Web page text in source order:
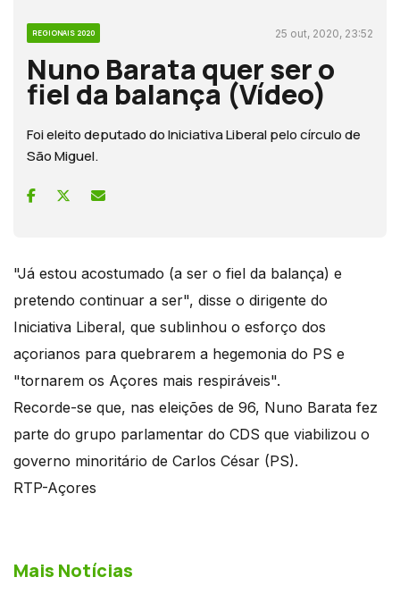
REGIONAIS 2020 25 out, 2020, 23:52
Nuno Barata quer ser o
fiel da balança (Vídeo)
Foi eleito deputado do Iniciativa Liberal pelo círculo de
São Miguel.
"Já estou acostumado (a ser o fiel da balança) e
pretendo continuar a ser", disse o dirigente do
Iniciativa Liberal, que sublinhou o esforço dos
açorianos para quebrarem a hegemonia do PS e
"tornarem os Açores mais respiráveis".
Recorde-se que, nas eleições de 96, Nuno Barata fez
parte do grupo parlamentar do CDS que viabilizou o
governo minoritário de Carlos César (PS).
RTP-Açores
Mais Notícias